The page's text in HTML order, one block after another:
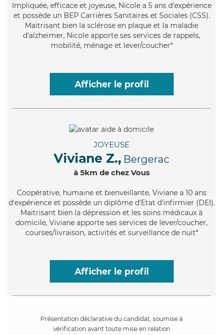
Impliquée, efficace et joyeuse, Nicole a 5 ans d'expérience
et possède un BEP Carrières Sanitaires et Sociales (CSS).
Maitrisant bien la sclérose en plaque et la maladie
d'alzheimer, Nicole apporte ses services de rappels,
mobilité, ménage et lever/coucher*
Afficher le profil
JOYEUSE
Viviane Z., Bergerac
à 5km de chez Vous
Coopérative, humaine et bienveillante, Viviane a 10 ans
d'expérience et possède un diplôme d'Etat d'infirmier (DEI).
Maitrisant bien la dépression et les soins médicaux à
domicile, Viviane apporte ses services de lever/coucher,
courses/livraison, activités et surveillance de nuit*
Afficher le profil
Présentation déclarative du candidat, soumise à
vérification avant toute mise en relation